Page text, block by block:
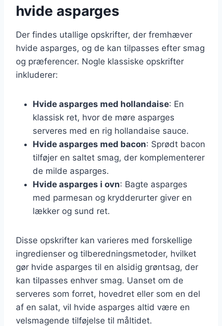
hvide asparges
Der findes utallige opskrifter, der fremhæver
hvide asparges, og de kan tilpasses efter smag
og præferencer. Nogle klassiske opskrifter
inkluderer:
Hvide asparges med hollandaise: En
klassisk ret, hvor de møre asparges
serveres med en rig hollandaise sauce.
Hvide asparges med bacon: Sprødt bacon
tilføjer en saltet smag, der komplementerer
de milde asparges.
Hvide asparges i ovn: Bagte asparges
med parmesan og krydderurter giver en
lækker og sund ret.
Disse opskrifter kan varieres med forskellige
ingredienser og tilberedningsmetoder, hvilket
gør hvide asparges til en alsidig grøntsag, der
kan tilpasses enhver smag. Uanset om de
serveres som forret, hovedret eller som en del
af en salat, vil hvide asparges altid være en
velsmagende tilføjelse til måltidet.